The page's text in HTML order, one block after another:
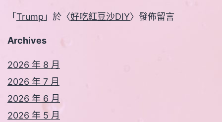
「 Trump 」於〈好吃紅豆沙DIY〉發佈留言
Archives
2026 年 8 月
2026 年 7 月
2026 年 6 月
2026 年 5 月